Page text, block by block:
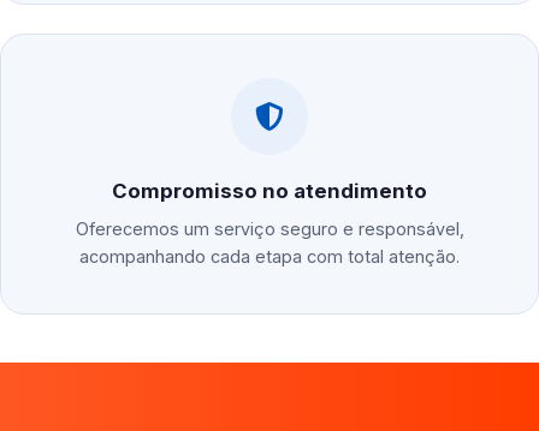
Compromisso no atendimento
Oferecemos um serviço seguro e responsável,
acompanhando cada etapa com total atenção.